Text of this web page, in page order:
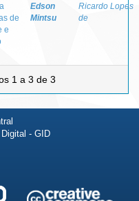
de
e
Edson
Mintsu
Ricardo Lopes
de
1 a 3 de 3
- GID